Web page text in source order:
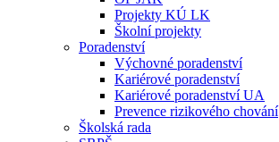
Projekty KÚ LK
Školní projekty
Poradenství
Výchovné poradenství
Kariérové poradenství
Kariérové poradenství UA
Prevence rizikového chování
Školská rada